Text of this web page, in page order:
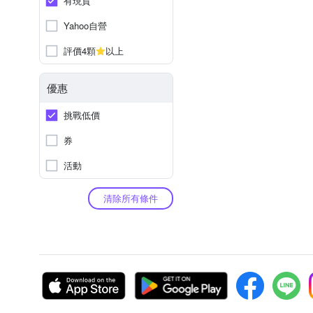
Yahoo自營
評價4顆
以上
優惠
挑戰低價
券
活動
清除所有條件